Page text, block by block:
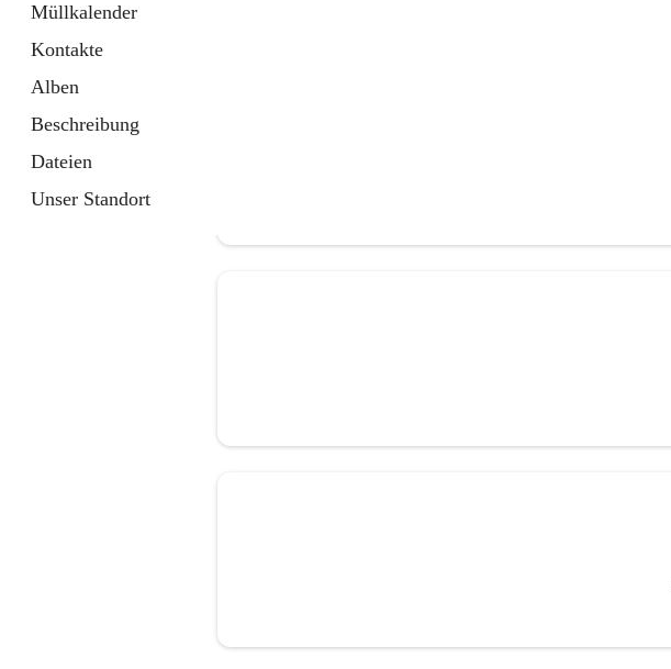
Müllkalender
Kontakte
Alben
Beschreibung
Dateien
Unser Standort